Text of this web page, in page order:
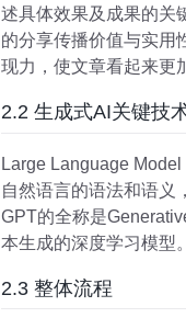
述具体效果及成果的关
的分享传播价值与实用
现力，使文章看起来更
2.2 生成式AI关键技
Large Language
自然语言的语法和语义
GPT的全称是
本生成的深度学习模型。
2.3 整体流程